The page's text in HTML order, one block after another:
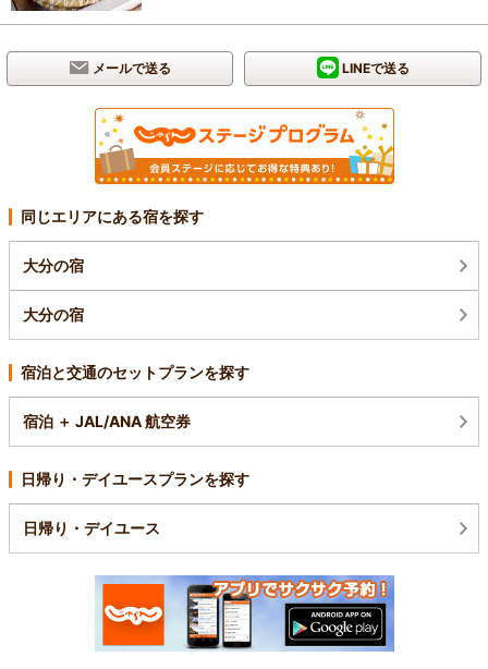
メールで送る LINEで送る
同じエリアにある宿を探す
大分の宿
大分の宿
宿泊と交通のセットプランを探す
宿泊 ＋ JAL/ANA 航空券
日帰り・デイユースプランを探す
日帰り・デイユース